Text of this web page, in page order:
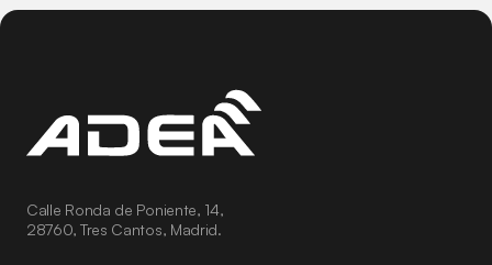
Calle Ronda de Poniente, 14,
28760, Tres Cantos, Madrid.